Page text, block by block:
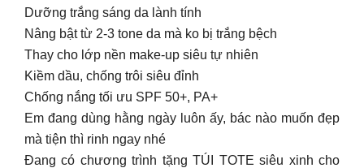
Dưỡng trắng sáng da lành tính
Nâng bật từ 2-3 tone da mà ko bị trắng bệch
Thay cho lớp nền make-up siêu tự nhiên
Kiềm dầu, chống trôi siêu đỉnh
Chống nắng tối ưu SPF 50+, PA+
Em đang dùng hằng ngày luôn ấy, bác nào muốn đẹp
mà tiện thì rinh ngay nhé
Đang có chương trình tặng TÚI TOTE siêu xinh cho